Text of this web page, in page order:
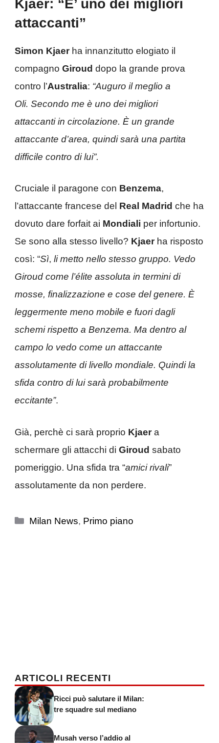
Kjaer: “E’ uno dei migliori
attaccanti”
Simon Kjaerha innanzitutto elogiato il
compagno Giroud dopo la grande prova
contro l’Australia: “Auguro il meglio a
Oli. Secondo me è uno dei migliori
attaccanti in circolazione. È un grande
attaccante d’area, quindi sarà una partita
difficile contro di lui”.
Cruciale il paragone con Benzema,
l’attaccante francese del Real Madrid che ha
dovuto dare forfait ai Mondiali per infortunio.
Se sono alla stesso livello? Kjaerha risposto
così: “Sì, li metto nello stesso gruppo. Vedo
Giroud come l’élite assoluta in termini di
mosse, finalizzazione e cose del genere. È
leggermente meno mobile e fuori dagli
schemi rispetto a Benzema. Ma dentro al
campo lo vedo come un attaccante
assolutamente di livello mondiale. Quindi la
sfida contro di lui sarà probabilmente
eccitante”.
Già, perchè ci sarà proprio Kjaera
schermare gli attacchi di Giroud sabato
pomeriggio. Una sfida tra “amici rivali”
assolutamente da non perdere.
Categorie
Milan News, Primo piano
ARTICOLI RECENTI
Ricci può salutare il Milan:
tre squadre sul mediano
Musah verso l’addio al